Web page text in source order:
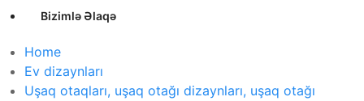
Bizimlə Əlaqə
Home
Ev dizaynları
Uşaq otaqları, uşaq otağı dizaynları, uşaq otağı